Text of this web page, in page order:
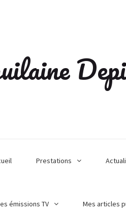
Prestations
émissions TV Mes articles